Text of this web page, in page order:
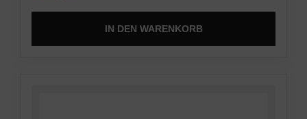
IN DEN WARENKORB